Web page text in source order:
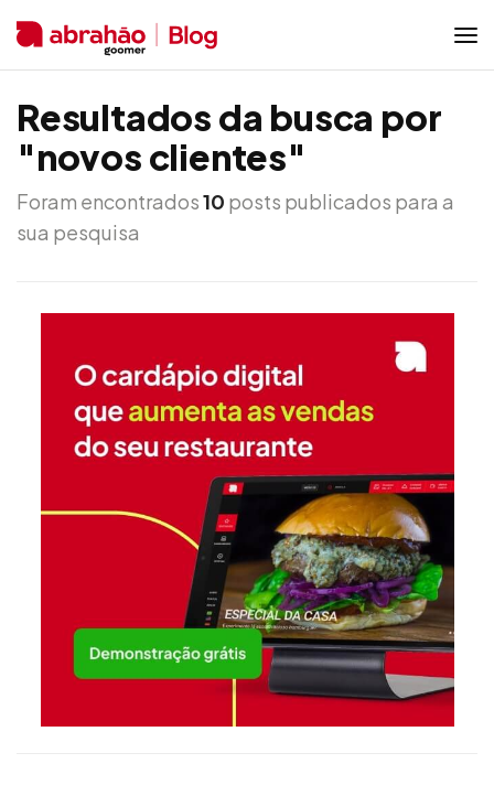
Resultados da busca por
"novos clientes"
Foram encontrados10 posts publicados para a
sua pesquisa